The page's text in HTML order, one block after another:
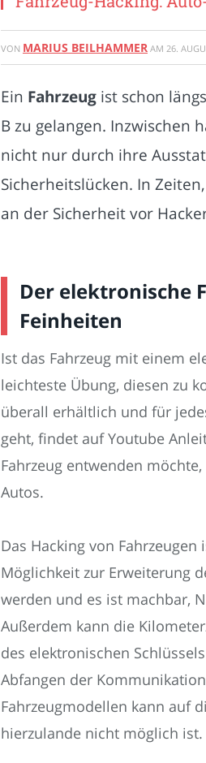
VON MARIUS BEILHAMMER AM 26.
Ein Fahrzeug ist schon
B zu gelangen. Inzwischen
nicht nur durch ihre
Sicherheitslücken. In
an der Sicherheit vor
Der elektronische
Feinheiten
Ist das Fahrzeug mit einem
leichteste Übung, diesen zu
überall erhältlich und für
geht, findet auf Youtube
Fahrzeug entwenden
Autos.
Das Hacking von
Möglichkeit zur Erweiterung
werden und es ist machbar,
Außerdem kann die
des elektronischen
Abfangen der
Fahrzeugmodellen kann auf
hierzulande nicht möglich ist.